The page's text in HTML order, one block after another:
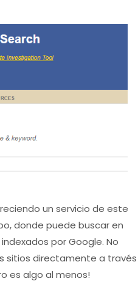
un servicio de este
donde puede buscar en
por Google. No
sitios directamente a través
es algo al menos!